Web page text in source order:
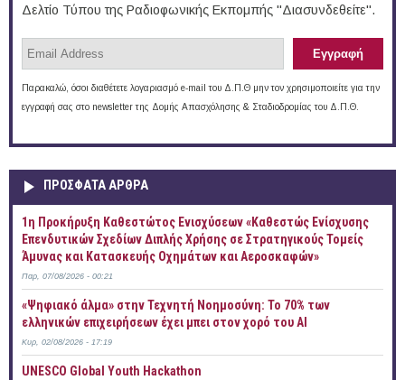
Δελτίο Τύπου της Ραδιοφωνικής Εκπομπής "Διασυνδεθείτε".
Παρακαλώ, όσοι διαθέτετε λογαριασμό e-mail του Δ.Π.Θ μην τον χρησιμοποιείτε για την
εγγραφή σας στο newsletter της Δομής Απασχόλησης & Σταδιοδρομίας του Δ.Π.Θ.
ΠΡOΣΦΑΤΑ AΡΘΡΑ
1η Προκήρυξη Καθεστώτος Ενισχύσεων «Καθεστώς Ενίσχυσης
Επενδυτικών Σχεδίων Διπλής Χρήσης σε Στρατηγικούς Τομείς
Άμυνας και Κατασκευής Οχημάτων και Αεροσκαφών»
Παρ, 07/08/2026 - 00:21
«Ψηφιακό άλμα» στην Τεχνητή Νοημοσύνη: Το 70% των
ελληνικών επιχειρήσεων έχει μπει στον χορό του AI
Κυρ, 02/08/2026 - 17:19
UNESCO Global Youth Hackathon